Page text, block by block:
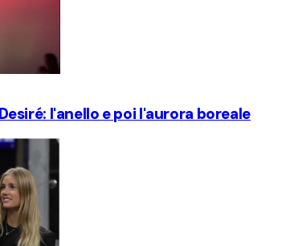
l'anello e poi l'aurora boreale